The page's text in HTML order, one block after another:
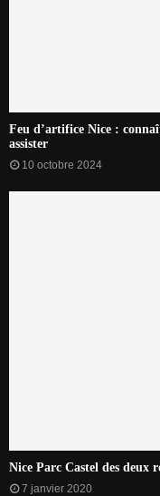
Feu d’artifice Nice :
assister
10 octobre 2024
Nice Parc Castel des deux
7 janvier 2020